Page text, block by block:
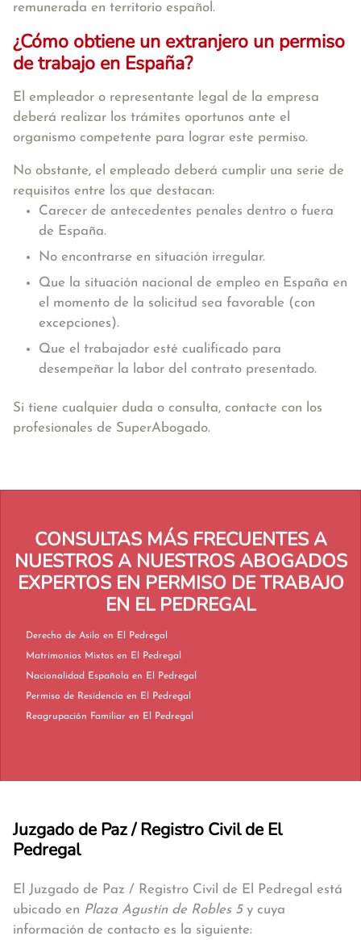
remunerada en territorio español.
¿Cómo obtiene un extranjero un permiso
de trabajo en España?
El empleador o representante legal de la empresa
deberá realizar los trámites oportunos ante el
organismo competente para lograr este permiso.
No obstante, el empleado deberá cumplir una serie de
requisitos entre los que destacan:
Carecer de antecedentes penales dentro o fuera
de España.
No encontrarse en situación irregular.
Que la situación nacional de empleo en España en
el momento de la solicitud sea favorable (con
excepciones).
Que el trabajador esté cualificado para
desempeñar la labor del contrato presentado.
Si tiene cualquier duda o consulta, contacte con los
profesionales de SuperAbogado.
CONSULTAS MÁS FRECUENTES A
NUESTROS A NUESTROS ABOGADOS
EXPERTOS EN PERMISO DE TRABAJO
EN EL PEDREGAL
Derecho de Asilo en El Pedregal
Matrimonios Mixtos en El Pedregal
Nacionalidad Española en El Pedregal
Permiso de Residencia en El Pedregal
Reagrupación Familiar en El Pedregal
Juzgado de Paz / Registro Civil de El
Pedregal
El Juzgado de Paz / Registro Civil de El Pedregal está
ubicado en Plaza Agustín de Robles 5y cuya
información de contacto es la siguiente: